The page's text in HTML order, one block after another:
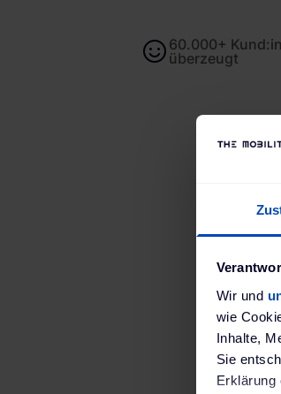
Wir und
wie
Inhalte,
Sie
Erklärung
60.000+
überzeugt
Mit